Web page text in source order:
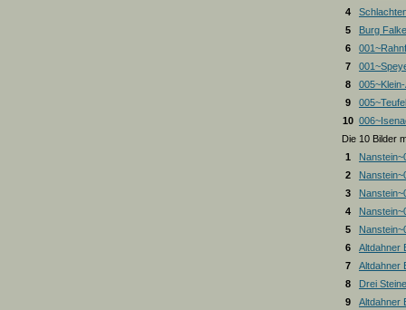
4
5
Burg
6
7
8
9
10
Die 10 Bilder
1
2
3
4
5
6
Altdahner
7
Altdahner
8
Drei
9
Altdahner